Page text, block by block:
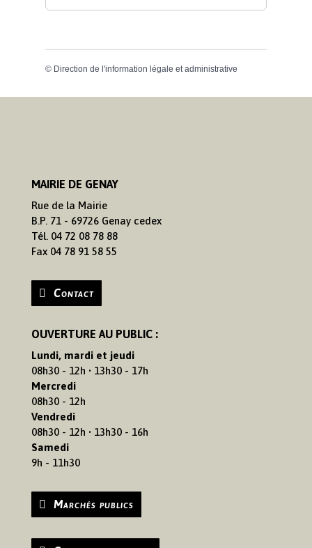
© Direction de l'information légale et administrative
MAIRIE DE GENAY
Rue de la Mairie
B.P. 71 - 69726 Genay cedex
Tél. 04 72 08 78 88
Fax 04 78 91 58 55
Contact
OUVERTURE AU PUBLIC :
Lundi, mardi et jeudi
08h30 - 12h • 13h30 - 17h
Mercredi
08h30 - 12h
Vendredi
08h30 - 12h • 13h30 - 16h
Samedi
9h - 11h30
Marchés publics